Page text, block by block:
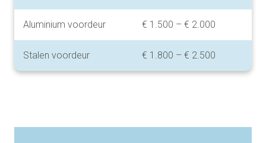
Aluminium voordeur € 1.500 – € 2.000
Stalen voordeur € 1.800 – € 2.500